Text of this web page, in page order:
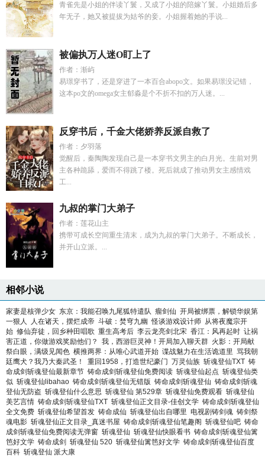
青雀先是小姐的伴读丫鬟，又成了小姐的陪嫁丫鬟。小姐婚后多
年无子，她又被提拔为姑爷的妾。小姐握着她的手说...
被偏执万人迷O盯上了
作者：渐屿
易璟穿书了，还是穿进了一本百合abopo文。如果易璟没记错，
这本po文的omega女主郁淼是个不折不扣的万人迷。...
反穿书后，千金大佬娇养反派自救了
作者：夕羽落
觉醒后，秦陶陶发现自己是一本穿书文男主的白月光。生前对男
主各种跪舔，爱而不得跳了楼。死后就成了推动男女主感情戏
工...
九叔的掌门大弟子
作者：莲花山主
携带可成长空间重生清末，成为九叔的掌门大弟子。不断成长，
并开山立派。...
相邻小说
家妻是核弹少女 东京：我能召唤九尾狐特遣队 瘤剑仙 开局被绑票，解锁华娱第
一狠人
人在诸天，摆烂成帝 斗破：焚穹九幽 怪谈游戏设计师 从将夜魔宗开
始 修仙弃徒，回乡种田唱歌 重生高考后 李云龙亮剑北宋 香江：风再起时 让祸
害正道，你做游戏奖励他们？
我，西游巨灵神！开局加入聊天群 火影：开局献
祭白眼，满级见闻色 横推两界：从唯心武道开始 谍战魅力在生活诡道里 骂我朝
廷鹰犬？我乃大秦武圣！
重回1958，打造世纪豪门 万灵仙族 斩魂登仙TXT 铸
命成剑斩魂登仙最新章节 铸命成剑斩魂登仙免费阅读 斩魂登仙起点 斩魂登仙类
似 斩魂登仙libahao 铸命成剑斩魂登仙无错版 铸命成剑斩魂登仙 铸命成剑斩魂
登仙无防盗 斩魂登仙什么意思 斩魂登仙 第529章 斩魂登仙免费观看 斩魂登仙
美艺言情 铸命成剑斩魂登仙TXT 斩魂登仙正文目录-佳创文学 铸命成剑斩魂登仙
全文免费 斩魂登仙希望首发 铸命成仙 斩魂登仙出自哪里 电视剧铸剑魂 铸剑祭
魂电影 斩魂登仙正文目录_真迷书屋 铸命成剑斩魂登仙笔趣阁 斩魂登仙吧 铸命
成剑斩魂登仙免费阅读无弹窗 斩魂登仙 斩魂登仙快眼看书 铸命成剑斩魂登仙篱
笆好文学 铸命成剑 斩魂登仙 520 斩魂登仙篱笆好文学 铸命成剑斩魂登仙百度
百科 斩魂登仙 派大康